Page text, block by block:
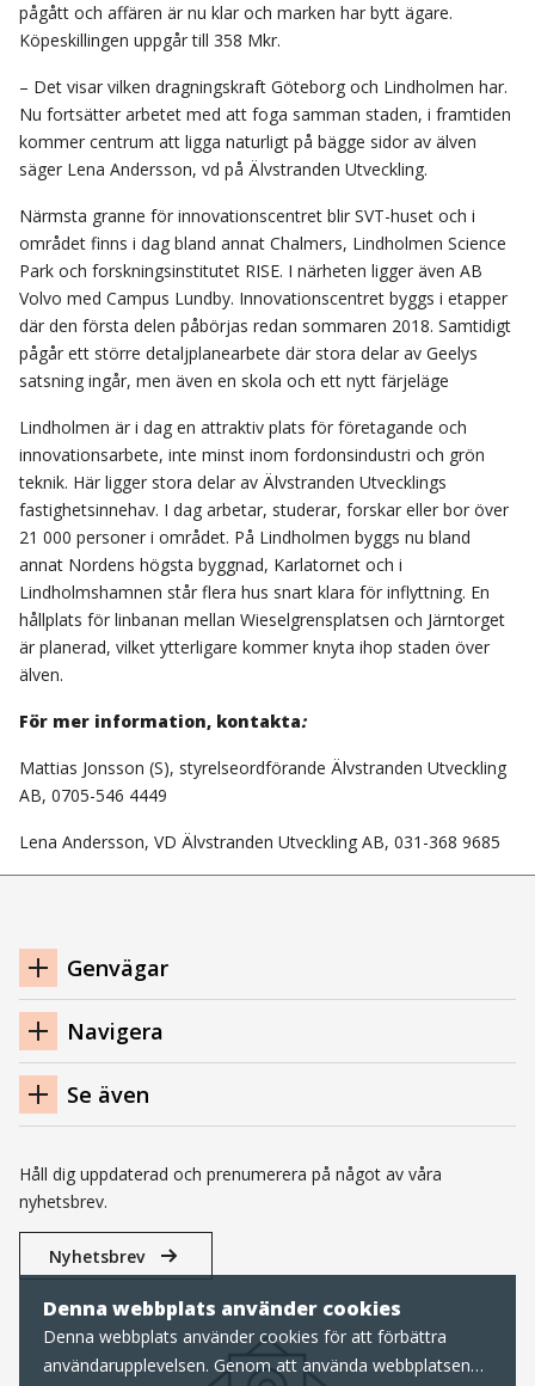
Denna webbplats använder cookies
Denna webbplats använder cookies för att förbättra
användarupplevelsen. Genom att använda webbplatsen
pågått och affären är nu klar och marken har bytt ägare.
Köpeskillingen uppgår till 358 Mkr.
– Det visar vilken dragningskraft Göteborg och Lindholmen har.
Nu fortsätter arbetet med att foga samman staden, i framtiden
kommer centrum att ligga naturligt på bägge sidor av älven
säger Lena Andersson, vd på Älvstranden Utveckling.
Närmsta granne för innovationscentret blir SVT-huset och i
området finns i dag bland annat Chalmers, Lindholmen Science
Park och forskningsinstitutet RISE. I närheten ligger även AB
Volvo med Campus Lundby. Innovationscentret byggs i etapper
där den första delen påbörjas redan sommaren 2018. Samtidigt
pågår ett större detaljplanearbete där stora delar av Geelys
satsning ingår, men även en skola och ett nytt färjeläge
Lindholmen är i dag en attraktiv plats för företagande och
innovationsarbete, inte minst inom fordonsindustri och grön
teknik. Här ligger stora delar av Älvstranden Utvecklings
fastighetsinnehav. I dag arbetar, studerar, forskar eller bor över
21 000 personer i området. På Lindholmen byggs nu bland
annat Nordens högsta byggnad, Karlatornet och i
Lindholmshamnen står flera hus snart klara för inflyttning. En
hållplats för linbanan mellan Wieselgrensplatsen och Järntorget
är planerad, vilket ytterligare kommer knyta ihop staden över
älven.
För mer information, kontakta:
Mattias Jonsson (S), styrelseordförande Älvstranden Utveckling
AB, 0705-546 4449
Lena Andersson, VD Älvstranden Utveckling AB, 031-368 9685
Navigation
sidfot
Genvägar
Navigera
Se även
Håll dig uppdaterad och prenumerera på något av våra
nyhetsbrev.
Nyhetsbrev